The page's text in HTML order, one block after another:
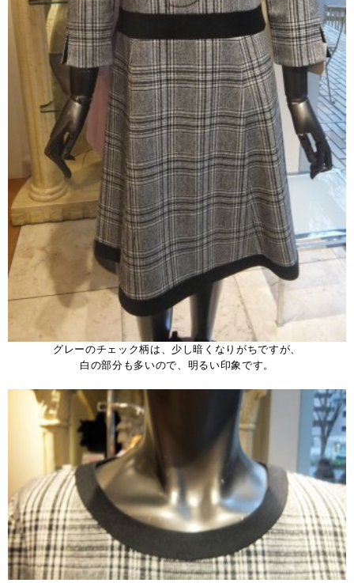
グレーのチェック柄は、少し暗くなりがちですが、
白の部分も多いので、明るい印象です。